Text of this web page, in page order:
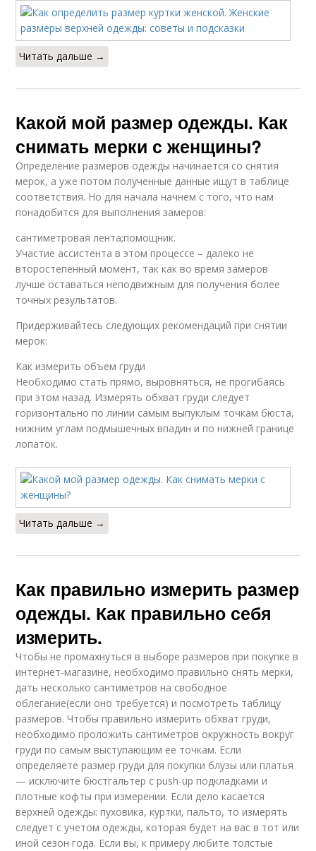
Читать дальше →
Какой мой размер одежды. Как
снимать мерки с женщины?
Определение размеров одежды начинается со снятия
мерок, а уже потом полученные данные ищут в таблице
соответствия. Но для начала начнем с того, что нам
понадобится для выполнения замеров:
сантиметровая лента;помощник.
Участие ассистента в этом процессе – далеко не
второстепенный момент, так как во время замеров
лучше оставаться неподвижным для получения более
точных результатов.
Придерживайтесь следующих рекомендаций при снятии
мерок:
Как измерить объем груди
Необходимо стать прямо, выровняться, не прогибаясь
при этом назад. Измерять обхват груди следует
горизонтально по линии самым выпуклым точкам бюста,
нижним углам подмышечных впадин и по нижней границе
лопаток.
Читать дальше →
Как правильно измерить размер
одежды. Как правильно себя
измерить.
Чтобы не промахнуться в выборе размеров при покупке в
интернет-магазине, необходимо правильно снять мерки,
дать несколько сантиметров на свободное
облегание(если оно требуется) и посмотреть таблицу
размеров. Чтобы правильно измерить обхват груди,
необходимо проложить сантиметров окружность вокруг
груди по самым выступающим ее точкам. Если
определяете размер груди для покупки блузы или платья
— исключите бюстгальтер с push-up подкладками и
плотные кофты при измерении. Если дело касается
верхней одежды: пуховика, куртки, пальто, то измерять
следует с учетом одежды, которая будет на вас в тот или
иной сезон года. Если вы, к примеру любите толстые